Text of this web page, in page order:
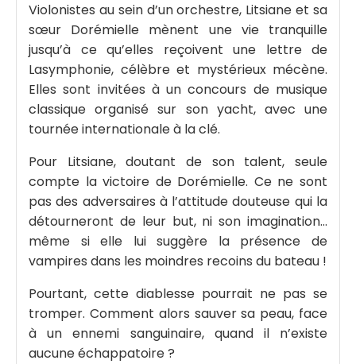
Violonistes au sein d’un orchestre, Litsiane et sa
sœur Dorémielle mènent une vie tranquille
jusqu’à ce qu’elles reçoivent une lettre de
Lasymphonie, célèbre et mystérieux mécène.
Elles sont invitées à un concours de musique
classique organisé sur son yacht, avec une
tournée internationale à la clé.
Pour Litsiane, doutant de son talent, seule
compte la victoire de Dorémielle. Ce ne sont
pas des adversaires à l’attitude douteuse qui la
détourneront de leur but, ni son imagination…
même si elle lui suggère la présence de
vampires dans les moindres recoins du bateau !
Pourtant, cette diablesse pourrait ne pas se
tromper. Comment alors sauver sa peau, face
à un ennemi sanguinaire, quand il n’existe
aucune échappatoire ?